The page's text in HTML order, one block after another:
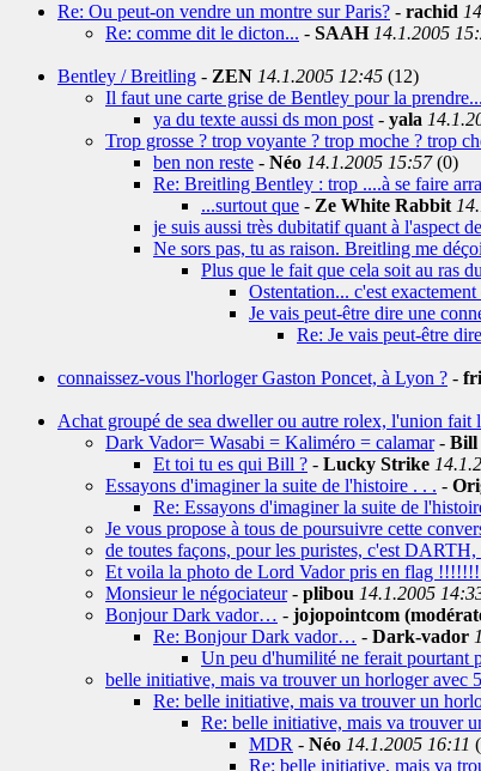
Re: Ou peut-on vendre un montre sur Paris? - rachid
Re: comme dit le dicton... - SAAH 14.1.2005
Bentley / Breitling - ZEN 14.1.2005 12:45 (12)
Il faut une carte grise de Bentley pour la prendre...
ya du texte aussi ds mon post - yala
Trop grosse ? trop voyante ? trop moche ? trop
ben non reste - Néo 14.1.2005 15:57(0)
Re: Breitling Bentley : trop ....à se faire
...surtout que - Ze White Rabbit
je suis aussi très dubitatif quant à l'aspect
Ne sors pas, tu as raison. Breitling me
Plus que le fait que cela soit au ras
Ostentation... c'est exactement
Je vais peut-être dire une
Re: Je vais peut-être
connaissez-vous l'horloger Gaston Poncet, à Lyon ? -
Achat groupé de sea dweller ou autre rolex, l'union fait
Dark Vador= Wasabi = Kaliméro = calamar- Bill
Et toi tu es qui Bill ? - Lucky Strike
Essayons d'imaginer la suite de l'histoire . . . -
Re: Essayons d'imaginer la suite de
Je vous propose à tous de poursuivre cette
de toutes façons, pour les puristes, c'est
Et voila la photo de Lord Vador pris en flag
Monsieur le négociateur- plibou 14.1.2005
Bonjour Dark vador… - jojopointcom
Re: Bonjour Dark vador… - Dark-vador
Un peu d'humilité ne ferait pourtant
belle initiative, mais va trouver un horloger avec
Re: belle initiative, mais va trouver un
Re: belle initiative, mais va trouver
MDR - Néo 14.1.2005 16:11
Re: belle initiative, mais va